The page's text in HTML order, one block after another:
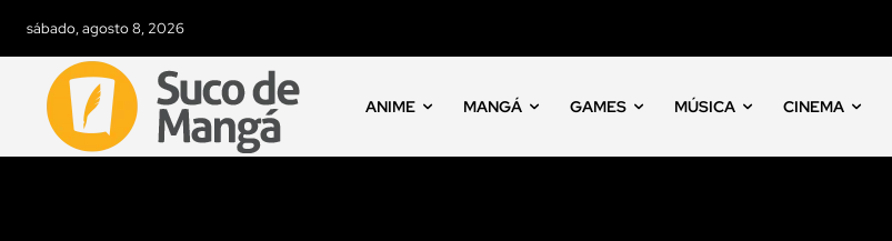
sábado, agosto 8, 2026
ANIME MANGÁ GAMES MÚSICA CINEMA